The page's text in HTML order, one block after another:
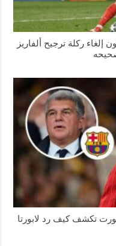
إلغاء ركلة ترجيح ألفاريز
تكشف كيف رد لابورتا